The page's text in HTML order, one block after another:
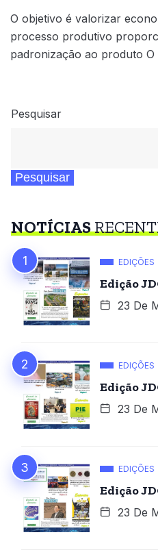
O objetivo é valorizar
processo produtivo
padronização ao produto
Pesquisar
Pesquisar
NOTÍCIAS
EDIÇÕES
Edição
23 De
EDIÇÕES
Edição
23 De
EDIÇÕES
Edição
23 De